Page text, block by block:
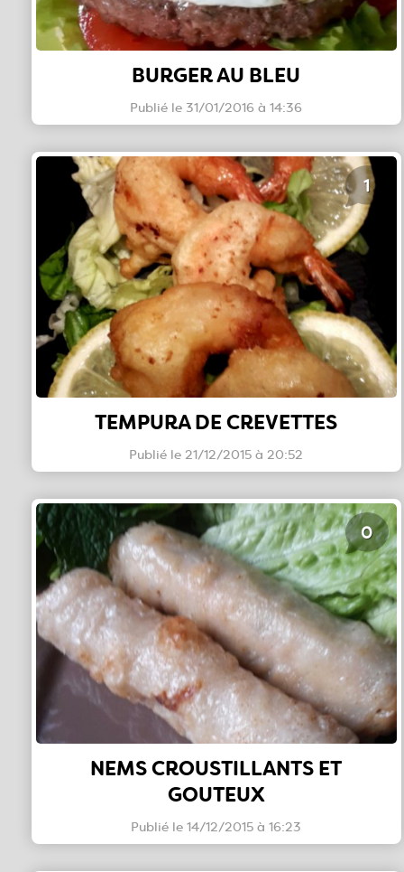
BURGER AU BLEU
Publié le 31/01/2016 à 14:36
TEMPURA DE CREVETTES
Publié le 21/12/2015 à 20:52
1
NEMS CROUSTILLANTS ET
GOUTEUX
Publié le 14/12/2015 à 16:23
0